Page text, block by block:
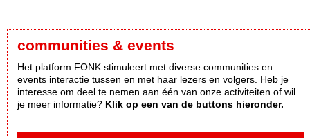
communities & events
Het platform FONK stimuleert met diverse communities en
events interactie tussen en met haar lezers en volgers. Heb je
interesse om deel te nemen aan één van onze activiteiten of wil
je meer informatie? Klik op een van de buttons hieronder.